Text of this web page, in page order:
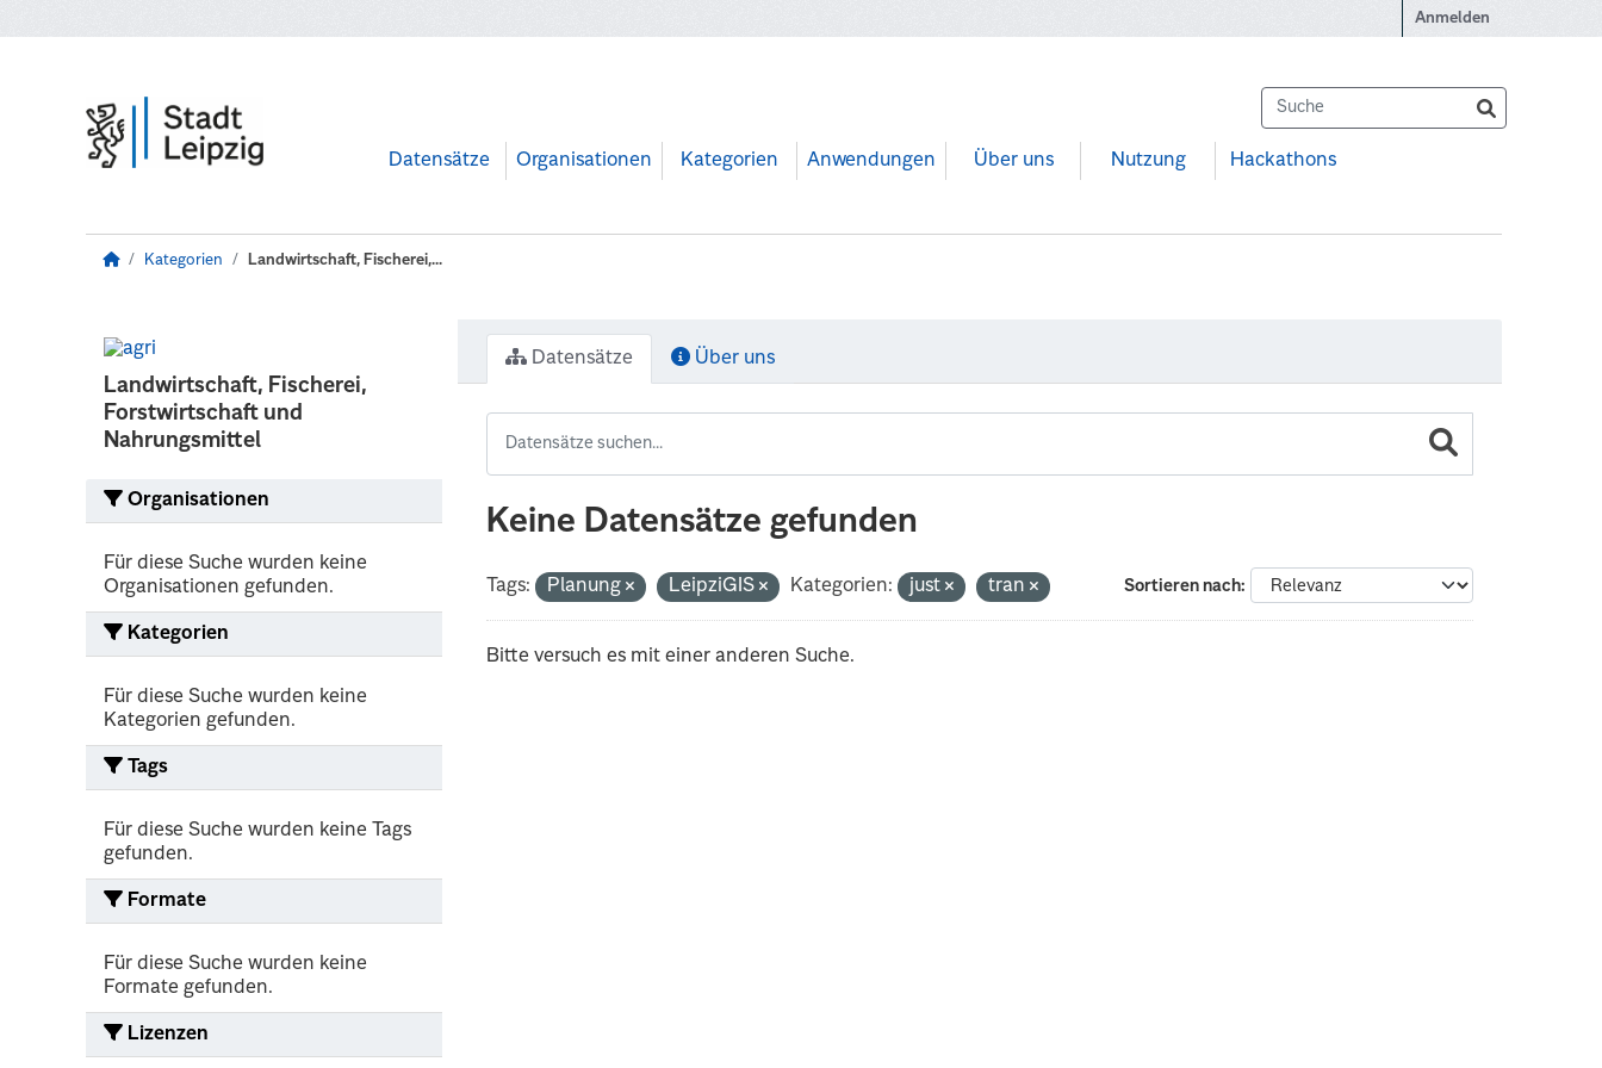
Anmelden
Datensätze Organisationen Kategorien Anwendungen Über uns Nutzung Hackathons
Kategorien Landwirtschaft, Fischerei,...
Landwirtschaft, Fischerei,
Forstwirtschaft und
Nahrungsmittel
Organisationen
Für diese Suche wurden keine
Organisationen gefunden.
Kategorien
Für diese Suche wurden keine
Kategorien gefunden.
Tags
Für diese Suche wurden keine Tags
gefunden.
Formate
Für diese Suche wurden keine
Formate gefunden.
Lizenzen
Datensätze Über uns
Keine Datensätze gefunden
Sortieren nach
Tags: Planung LeipziGIS Kategorien: just tran
Bitte versuch es mit einer anderen Suche.